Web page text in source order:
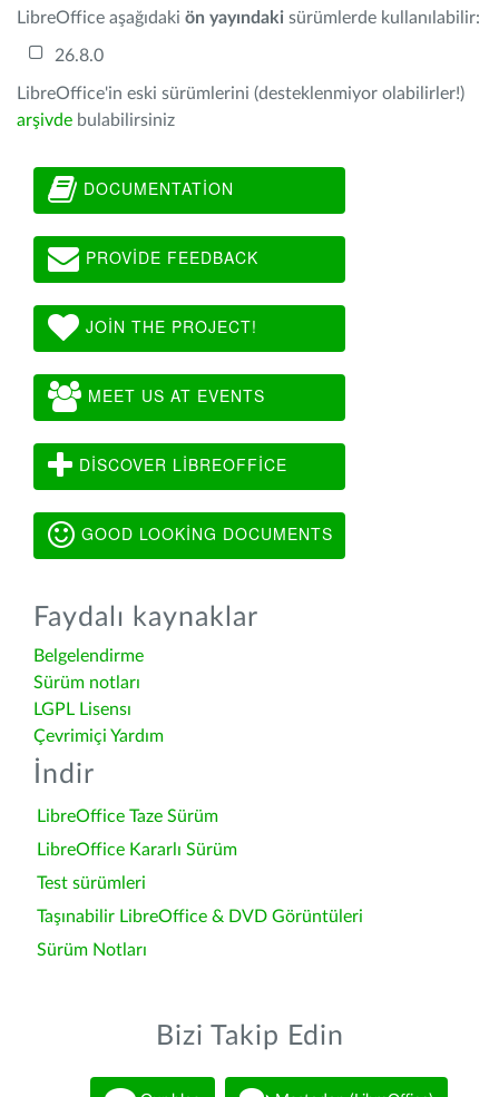
LibreOffice aşağıdaki ön yayındaki sürümlerde kullanılabilir:
26.8.0
LibreOffice'in eski sürümlerini (desteklenmiyor olabilirler!)
arşivde bulabilirsiniz
DOCUMENTATION
PROVIDE FEEDBACK
JOIN THE PROJECT!
MEET US AT EVENTS
DISCOVER LIBREOFFICE
GOOD LOOKING DOCUMENTS
Faydalı kaynaklar
Belgelendirme
Sürüm notları
LGPL Lisensı
Çevrimiçi Yardım
İndir
LibreOffice Taze Sürüm
LibreOffice Kararlı Sürüm
Test sürümleri
Taşınabilir LibreOffice & DVD Görüntüleri
Sürüm Notları
Bizi Takip Edin